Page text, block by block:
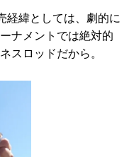
経緯としては、劇的に
ナメントでは絶対的
スロッドだから。